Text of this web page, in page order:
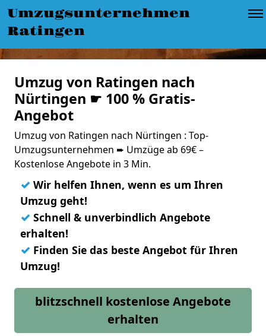
Umzugsunternehmen
Ratingen
Umzug von Ratingen nach
Nürtingen ☛ 100 % Gratis-
Angebot
Umzug von Ratingen nach Nürtingen : Top-
Umzugsunternehmen ➨ Umzüge ab 69€ –
Kostenlose Angebote in 3 Min.
✓ Wir helfen Ihnen, wenn es um Ihren
Umzug geht!
✓ Schnell & unverbindlich Angebote
erhalten!
✓ Finden Sie das beste Angebot für Ihren
Umzug!
blitzschnell kostenlose Angebote
erhalten